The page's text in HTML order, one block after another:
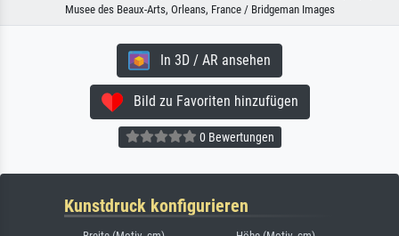
Musee des Beaux-Arts, Orleans, France / Bridgeman Images
In 3D / AR ansehen
Bild zu Favoriten hinzufügen
0 Bewertungen
Kunstdruck konfigurieren